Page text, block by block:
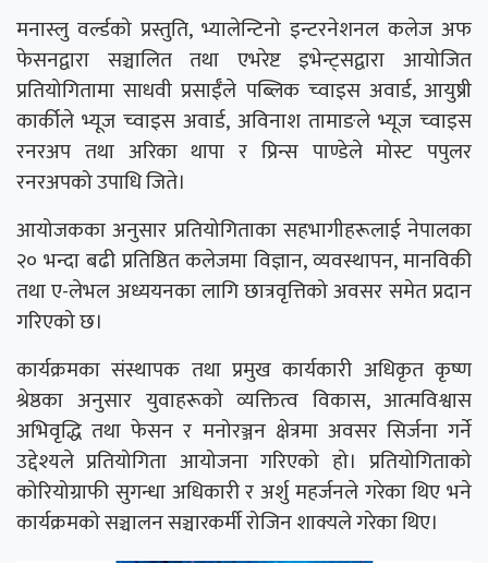
मनास्लु वर्ल्डको प्रस्तुति, भ्यालेन्टिनो इन्टरनेशनल कलेज अफ
फेसनद्वारा सञ्चालित तथा एभरेष्ट इभेन्ट्सद्वारा आयोजित
प्रतियोगितामा साधवी प्रसाईँले पब्लिक च्वाइस अवार्ड, आयुष्री
कार्कीले भ्यूज च्वाइस अवार्ड, अविनाश तामाङले भ्यूज च्वाइस
रनरअप तथा अरिका थापा र प्रिन्स पाण्डेले मोस्ट पपुलर
रनरअपको उपाधि जिते।
आयोजकका अनुसार प्रतियोगिताका सहभागीहरूलाई नेपालका
२० भन्दा बढी प्रतिष्ठित कलेजमा विज्ञान, व्यवस्थापन, मानविकी
तथा ए-लेभल अध्ययनका लागि छात्रवृत्तिको अवसर समेत प्रदान
गरिएको छ।
कार्यक्रमका संस्थापक तथा प्रमुख कार्यकारी अधिकृत कृष्ण
श्रेष्ठका अनुसार युवाहरूको व्यक्तित्व विकास, आत्मविश्वास
अभिवृद्धि तथा फेसन र मनोरञ्जन क्षेत्रमा अवसर सिर्जना गर्ने
उद्देश्यले प्रतियोगिता आयोजना गरिएको हो। प्रतियोगिताको
कोरियोग्राफी सुगन्धा अधिकारी र अर्शु महर्जनले गरेका थिए भने
कार्यक्रमको सञ्चालन सञ्चारकर्मी रोजिन शाक्यले गरेका थिए।